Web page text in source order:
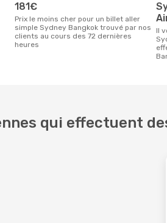
181€
Prix le moins cher pour un billet aller
simple Sydney Bangkok trouvé par nos
clients au cours des 72 dernières
heures
Sydney Kingsford Smith
Il vous faudra rejoindre l'aéroport
qui effectuent